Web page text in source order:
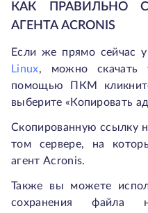
КАК ПРАВИЛЬНО
АГЕНТА ACRONIS
Если же прямо сейчас
Linux, можно скачать
помощью ПКМ
выберите «Копировать
Скопированную ссылку
том сервере, на
агент Acronis.
Также вы можете
сохранения файла